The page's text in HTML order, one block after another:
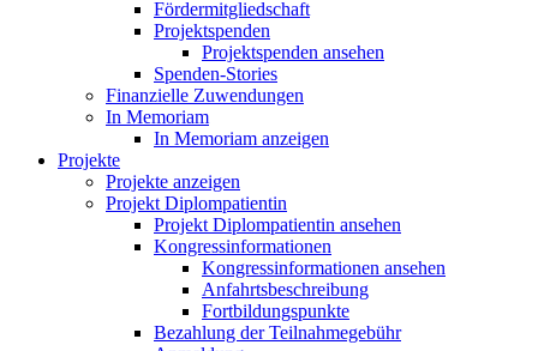
Fördermitgliedschaft
Projektspenden
Projektspenden ansehen
Spenden-Stories
Finanzielle Zuwendungen
In Memoriam
In Memoriam anzeigen
Projekte
Projekte anzeigen
Projekt Diplompatientin
Projekt Diplompatientin ansehen
Kongressinformationen
Kongressinformationen ansehen
Anfahrtsbeschreibung
Fortbildungspunkte
Bezahlung der Teilnahmegebühr